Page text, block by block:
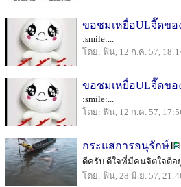
ขอชมเหยื่อULจื๊ดข
:smile:...
โดย: ฟิน, 12 ก.ค. 57,
ขอชมเหยื่อULจื๊ดข
:smile:...
โดย: ฟิน, 12 ก.ค. 57,
กระแสการอนุรักษ์
ดีครับ ดีใจที่มีคนจิตใจดีอ
โดย: ฟิน, 28 มิ.ย. 57,